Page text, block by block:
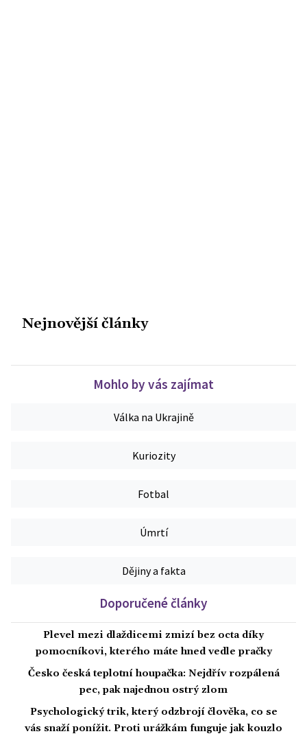
Nejnovější články
Mohlo by vás zajímat
Válka na Ukrajině
Kuriozity
Fotbal
Úmrtí
Dějiny a fakta
Doporučené články
Plevel mezi dlaždicemi zmizí bez octa díky
pomocníkovi, kterého máte hned vedle pračky
Česko česká teplotní houpačka: Nejdřív rozpálená
pec, pak najednou ostrý zlom
Psychologický trik, který odzbrojí člověka, co se
vás snaží ponížit. Proti urážkám funguje jak kouzlo